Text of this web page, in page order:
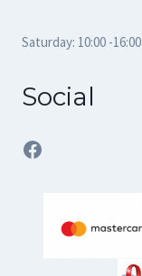
Saturday: 10:00 -16:00
Social
Facebook